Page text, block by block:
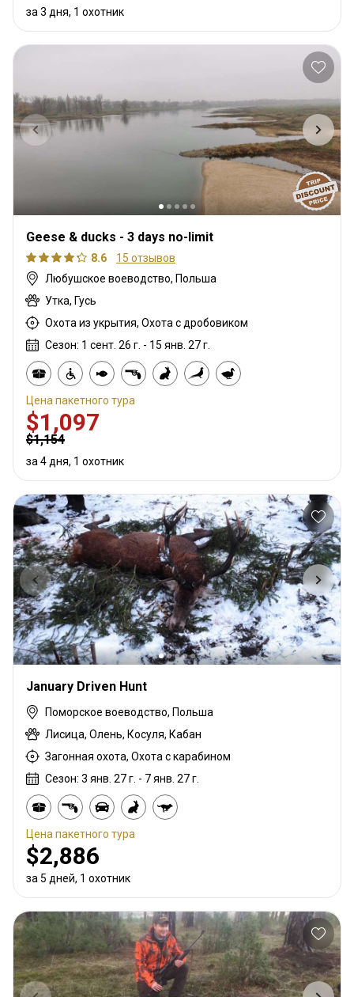
за 3 дня, 1 охотник
Geese & ducks - 3 days no-limit
8.6
15 отзывов
Любушское воеводство, Польша
Утка, Гусь
Охота из укрытия, Охота с дробовиком
Сезон: 1 сент. 26 г. - 15 янв. 27 г.
Цена пакетного тура
$1,097
$1,154
за 4 дня, 1 охотник
January Driven Hunt
Поморское воеводство, Польша
Лисица, Олень, Косуля, Кабан
Загонная охота, Охота с карабином
Сезон: 3 янв. 27 г. - 7 янв. 27 г.
Цена пакетного тура
$2,886
за 5 дней, 1 охотник